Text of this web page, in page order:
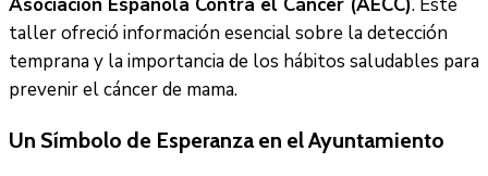
Asociación Española Contra el Cáncer (AECC). Este
taller ofreció información esencial sobre la detección
temprana y la importancia de los hábitos saludables para
prevenir el cáncer de mama.
Un Símbolo de Esperanza en el Ayuntamiento